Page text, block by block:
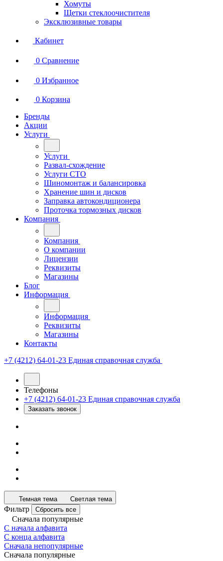
Хомуты
Щетки стеклоочистителя
Эксклюзивные товары
Кабинет
0 Сравнение
0 Избранное
0 Корзина
Бренды
Акции
Услуги
Услуги
Развал-схождение
Услуги СТО
Шиномонтаж и балансировка
Хранение шин и дисков
Заправка автокондиционера
Проточка тормозных дисков
Компания
Компания
О компании
Лицензии
Реквизиты
Магазины
Блог
Информация
Информация
Реквизиты
Магазины
Контакты
+7 (4212) 64-01-23 Единая справочная служба
Телефоны
+7 (4212) 64-01-23 Единая справочная служба
Заказать звонок
Темная тема Светлая тема
Фильтр Сбросить все
Сначала популярные
С начала алфавита
С конца алфавита
Сначала непопулярные
Сначала популярные